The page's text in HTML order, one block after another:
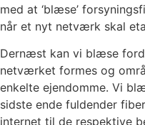
med at ‘blæse’
når et nyt netværk skal
Dernæst kan vi blæse
netværket formes og
enkelte ejendomme. Vi
sidste ende fuldender
internet til de respektive